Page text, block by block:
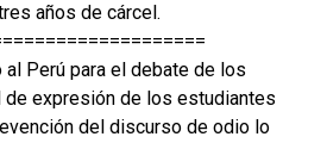
años de cárcel.
al Perú para el debate de los
expresión de los estudiantes
del discurso de odio lo